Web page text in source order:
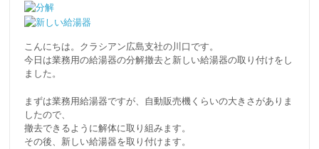
こんにちは。クラシアン広島支社の川口です。
今日は業務用の給湯器の分解撤去と新しい給湯器の取り付けをし
ました。
まずは業務用給湯器ですが、自動販売機くらいの大きさがありま
したので、
撤去できるように解体に取り組みます。
その後、新しい給湯器を取り付けます。